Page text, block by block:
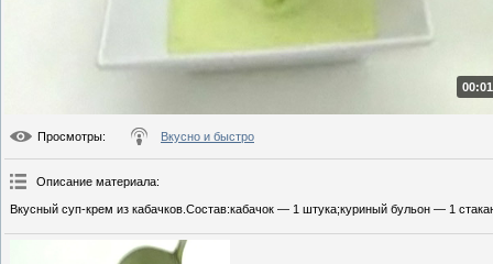
Просмотры: Вкусно и быстро
Описание материала:
Вкусный суп-крем из кабачков.Состав:кабачок — 1 штука;куриный бульон — 1